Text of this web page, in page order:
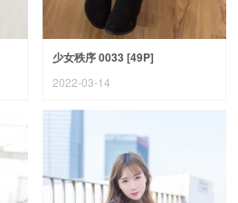
少女秩序 0033 [49P]
2022-03-14